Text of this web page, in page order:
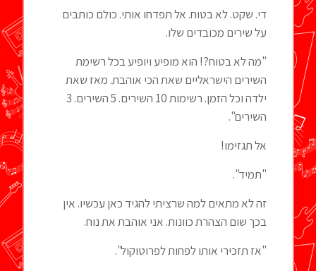
די. שקט. לא בטוח. אל תפדחו אותי. כולם כותבים
על שירים מכובדים שלו.
"מה לא בטוח?! הוא מופיע ויופיע בכל רשימת
השירים הישראליים שאת הכי אוהבת. מאז שאת
ילדה וכל הזמן. רשימות 10 השירים. 5 השירים. 3
השירים".
אל תגזימו!
"תמיד".
זה לא מתאים למה שרציתי להגיד כאן עכשיו. אין
בכך שום הצהרת כוונות. אני אוהבת את נוח.
"אז תזכירי אותו לפחות לפרוטוקול".